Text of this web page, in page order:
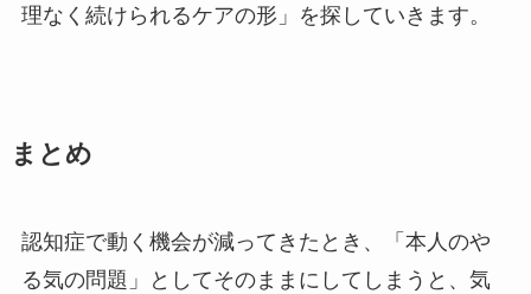
理なく続けられるケアの形」を探していきます。
まとめ
認知症で動く機会が減ってきたとき、「本人のや
る気の問題」としてそのままにしてしまうと、気